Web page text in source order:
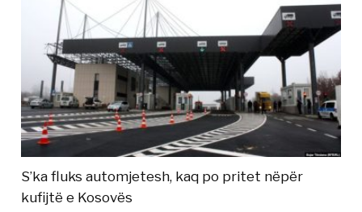
S’ka fluks automjetesh, kaq po pritet nëpër
kufijtë e Kosovës